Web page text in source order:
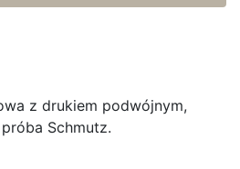
z drukiem podwójnym,
Schmutz.